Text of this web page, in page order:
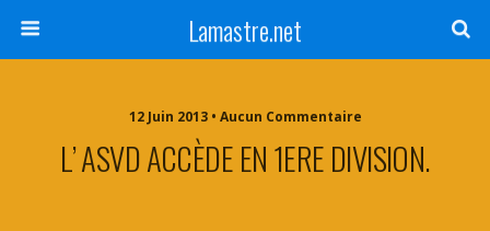
Lamastre.net
12 Juin 2013 • Aucun Commentaire
L’ ASVD ACCÈDE EN 1ERE DIVISION.